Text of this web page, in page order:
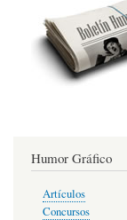
Humor Gráfico
Artículos
Concursos